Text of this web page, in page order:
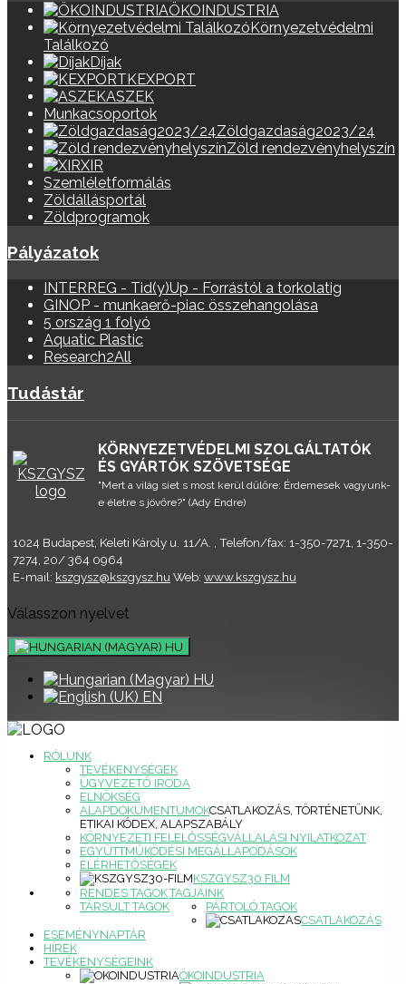
ÖKOINDUSTRIA
Környezetvédelmi
Találkozó
Díjak
KEXPORT
ASZEK
Munkacsoportok
Zöldgazdaság2023/24
Zöld rendezvényhelyszín
XIR
Szemléletformálás
Zöldállásportál
Zöldprogramok
Pályázatok
INTERREG - Tid(y)Up - Forrástól a torkolatig
GINOP - munkaerő-piac összehangolása
5 ország 1 folyó
Aquatic Plastic
Research2All
Tudástár
KÖRNYEZETVÉDELMI SZOLGÁLTATÓK
ÉS GYÁRTÓK SZÖVETSÉGE
"Mert a világ siet s most kerül dűlőre: Érdemesek vagyunk-
e életre s jövőre?" (Ady Endre)
1024 Budapest, Keleti Károly u. 11/A. , Telefon/fax: 1-350-7271, 1-350-
7274, 20/ 364 0964
E-mail: kszgysz@kszgysz.hu Web: www.kszgysz.hu
Válasszon nyelvet
HU
HU
EN
RÓLUNK
TEVÉKENYSÉGEK
ÜGYVEZETŐ IRODA
ELNÖKSÉG
ALAPDOKUMENTUMOKCSATLAKOZÁS, TÖRTÉNETÜNK,
ETIKAI KÓDEX, ALAPSZABÁLY
KÖRNYEZETI FELELŐSSÉGVÁLLALÁSI NYILATKOZAT
EGYÜTTMŰKÖDÉSI MEGÁLLAPODÁSOK
ELÉRHETŐSÉGEK
KSZGYSZ30 FILM
TAGJAINK
RENDES TAGOK
TÁRSULT TAGOK
PÁRTOLÓ TAGOK
CSATLAKOZÁS
ESEMÉNYNAPTÁR
HÍREK
TEVÉKENYSÉGEINK
ÖKOINDUSTRIA